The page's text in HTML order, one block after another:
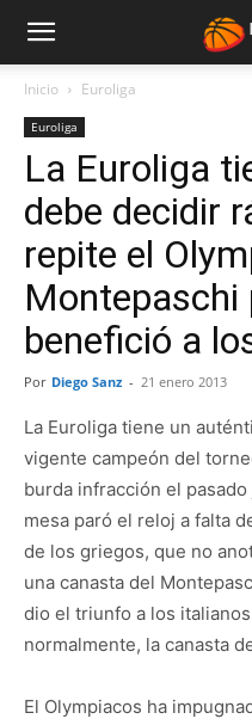
Inicio Euroliga
Euroliga
La Euroliga
debe decidir
repite el
Montepaschi
benefició a
Por Diego Sanz - 21 enero 2013
La Euroliga tiene un
vigente campeón del
burda infracción el
mesa paró el reloj a falta
de los griegos, que no
una canasta del
dio el triunfo a los
normalmente, la canasta
El Olympiacos ha